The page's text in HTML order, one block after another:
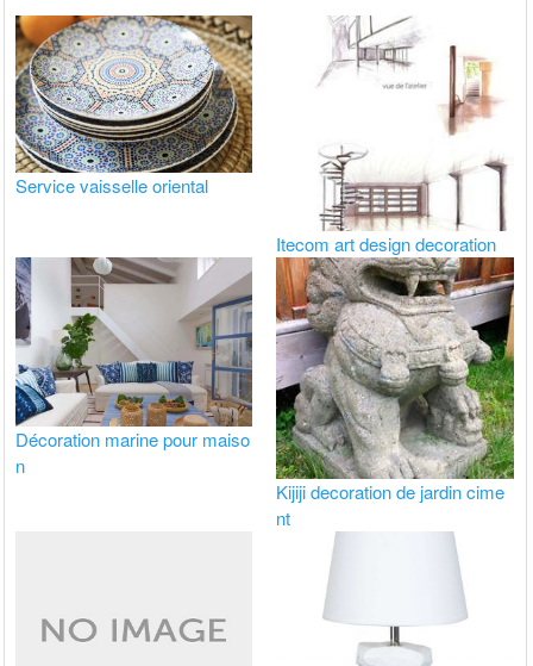
Service vaisselle oriental
Itecom art design decoration
Décoration marine pour maiso
n
Kijiji decoration de jardin cime
nt